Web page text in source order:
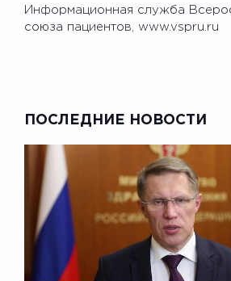
Информационная служба
союза пациентов, www.vspru.ru
ПОСЛЕДНИЕ НОВОСТИ